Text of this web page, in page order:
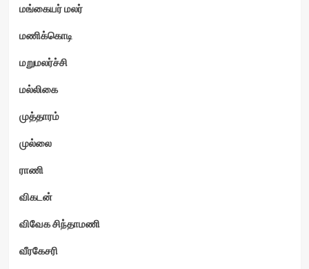
மங்கையர் மலர்
மணிக்கொடி
மறுமலர்ச்சி
மல்லிகை
முத்தாரம்
முல்லை
ராணி
விகடன்
விவேக சிந்தாமணி
வீரகேசரி